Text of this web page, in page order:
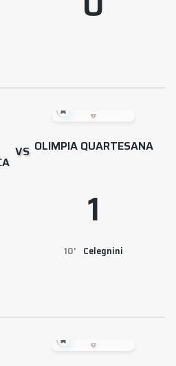
VS OLIMPIA QUARTESANA
1
10 Celegnini